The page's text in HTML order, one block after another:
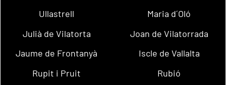
Ullastrell
Maria d´Oló
Julià de Vilatorta
Joan de Vilatorrada
Jaume de Frontanyà
Iscle de Vallalta
Rupit i Pruit
Rubió